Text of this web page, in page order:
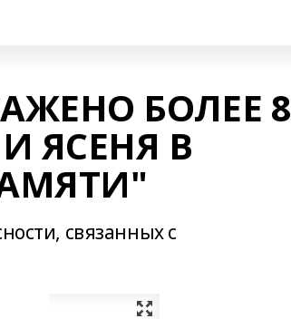
БОЛЕЕ 8
ЯСЕНЯ В
связанных с